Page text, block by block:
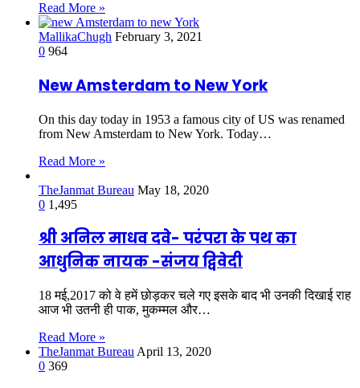
Read More »
MallikaChugh February 3, 2021
0 964
New Amsterdam to New York
On this day today in 1953 a famous city of US was renamed
from New Amsterdam to New York. Today…
Read More »
TheJanmat Bureau May 18, 2020
0 1,495
श्री अनिल माधव दवे- परंपरा के पथ का
आधुनिक नायक -संजय द्विवेदी
18 मई,2017 को वे हमें छोड़कर चले गए इसके बाद भी उनकी दिखाई राह
आज भी उतनी ही पाक, मुकम्मल और…
Read More »
TheJanmat Bureau April 13, 2020
0 369